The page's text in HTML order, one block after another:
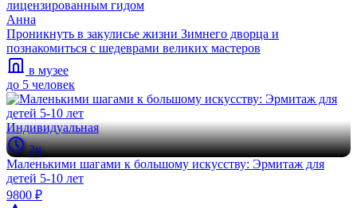
Анна
Проникнуть в закулисье жизни Зимнего дворца и
познакомиться с шедеврами великих мастеров
в музее
до 5 человек
Индивидуальная
2ч
Маленькими шагами к большому искусству: Эрмитаж для
детей 5-10 лет
9800 ₽